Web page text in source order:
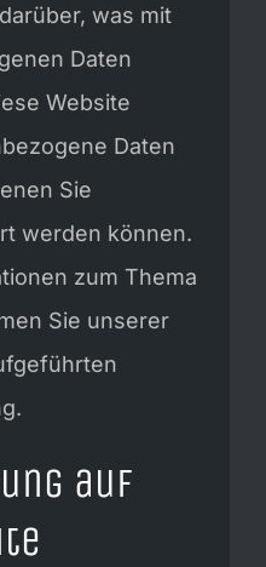
was mit
Daten
Website
Daten
Sie
werden können.
zum Thema
Sie unserer
auf